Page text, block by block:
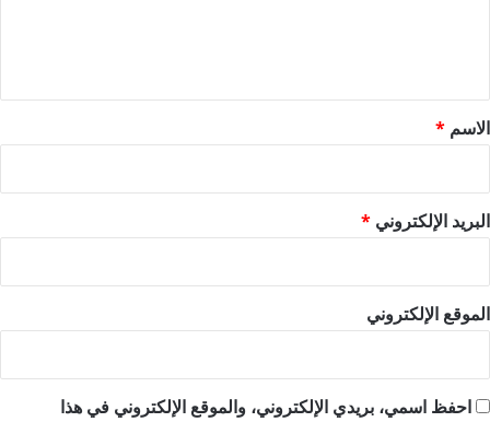
*
الاسم *
البريد الإلكتروني *
الموقع الإلكتروني
احفظ اسمي، بريدي الإلكتروني، والموقع الإلكتروني في هذا